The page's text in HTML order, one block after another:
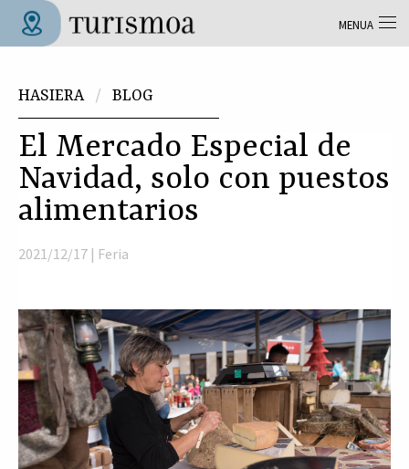
Skip to main content
HASIERA
BLOG
El Mercado Especial de
Navidad, solo con puestos
alimentarios
2021/12/17 | Feria
MENUA